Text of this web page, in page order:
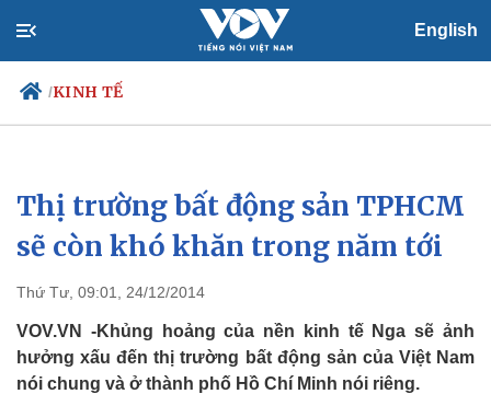
English
/KINH TẾ
Chính trị
Đảng
Tổ chức nhân sự
Nhận diện sự thật
Xã hội
Dự báo thời tiết
Việc làm
Biển đảo
Thị trường bất động sản TPHCM
sẽ còn khó khăn trong năm tới
Thứ Tư, 09:01, 24/12/2014
VOV.VN -Khủng hoảng của nền kinh tế Nga sẽ ảnh
hưởng xấu đến thị trường bất động sản của Việt Nam
nói chung và ở thành phố Hồ Chí Minh nói riêng.